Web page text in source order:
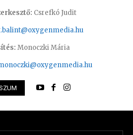
Csrefkó Judit
Monoczki Mária